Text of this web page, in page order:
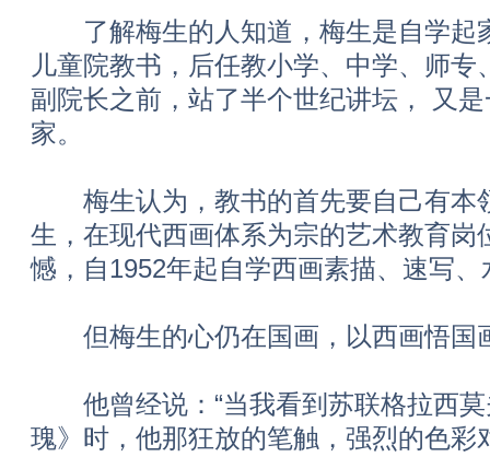
了解梅生的人知道，梅生是自学起
儿童院教书，后任教小学、中学、师
副院长之前，站了半个世纪讲坛， 又
家。
梅生认为，教书的首先要自己有本
生，在现代西画体系为宗的艺术教育岗
憾，自1952年起自学西画素描、速写
但梅生的心仍在国画，以西画悟国
他曾经说：“当我看到苏联格拉西莫
瑰》时，他那狂放的笔触，强烈的色彩